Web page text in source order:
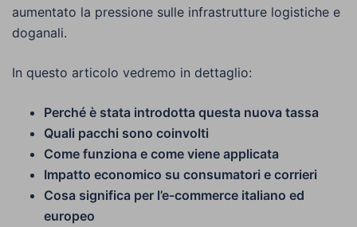
aumentato la pressione sulle infrastrutture logistiche e
doganali.
In questo articolo vedremo in dettaglio:
Perché è stata introdotta questa nuova tassa
Quali pacchi sono coinvolti
Come funziona e come viene applicata
Impatto economico su consumatori e corrieri
Cosa significa per l’e-commerce italiano ed
europeo